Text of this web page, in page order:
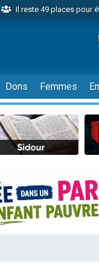
Il reste 49 places pour
2 personnes viennent de
6 personnes viennent de
4 personnes viennent
2 personnes viennent
17 personnes viennent de
4 personnes viennent de
Il reste 49 places pour
4 personnes viennent de
3 personnes viennent de
Odaya vient de donner son
Dons Femmes